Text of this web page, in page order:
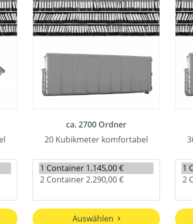
ca. 2700 Ordner
20 Kubikmeter komfortabel
Auswählen